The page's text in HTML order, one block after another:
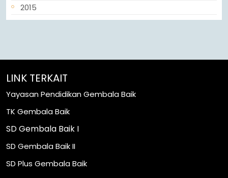
2015
LINK TERKAIT
Yayasan Pendidikan Gembala Baik
TK Gembala Baik
SD Gembala Baik I
SD Gembala Baik II
SD Plus Gembala Baik